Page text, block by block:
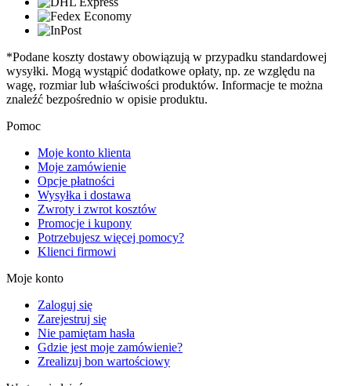
*Podane koszty dostawy obowiązują w przypadku standardowej
wysyłki. Mogą wystąpić dodatkowe opłaty, np. ze względu na
wagę, rozmiar lub właściwości produktów. Informacje te można
znaleźć bezpośrednio w opisie produktu.
Pomoc
Moje konto klienta
Moje zamówienie
Opcje płatności
Wysyłka i dostawa
Zwroty i zwrot kosztów
Promocje i kupony
Potrzebujesz więcej pomocy?
Klienci firmowi
Moje konto
Zaloguj się
Zarejestruj się
Nie pamiętam hasła
Gdzie jest moje zamówienie?
Zrealizuj bon wartościowy